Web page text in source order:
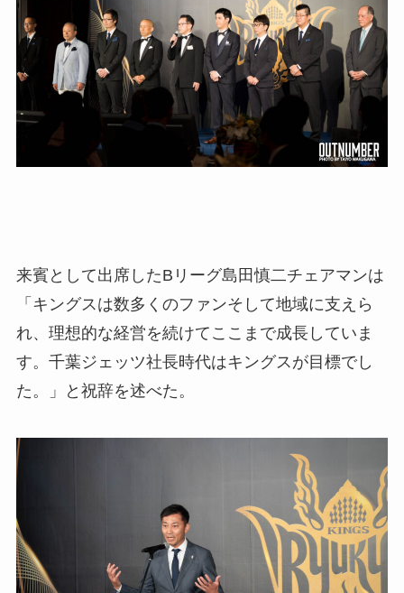
来賓として出席したBリーグ島田慎二チェアマンは
「キングスは数多くのファンそして地域に支えら
れ、理想的な経営を続けてここまで成長していま
す。千葉ジェッツ社長時代はキングスが目標でし
た。」と祝辞を述べた。